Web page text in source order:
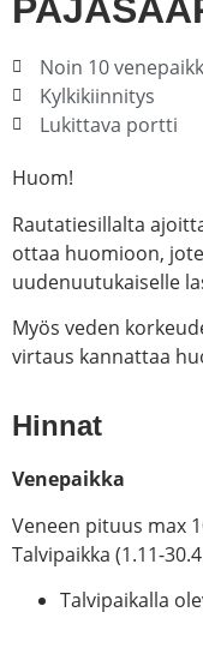
Noin 10
Kylkikiinnitys
Lukittava portti
Huom!
Rautatiesillalta
ottaa huomioon,
uudenuutukaiselle
Myös veden
virtaus kannattaa
Hinnat
Venepaikka
Veneen pituus max
Talvipaikka (1.11-
Talvipaikalla